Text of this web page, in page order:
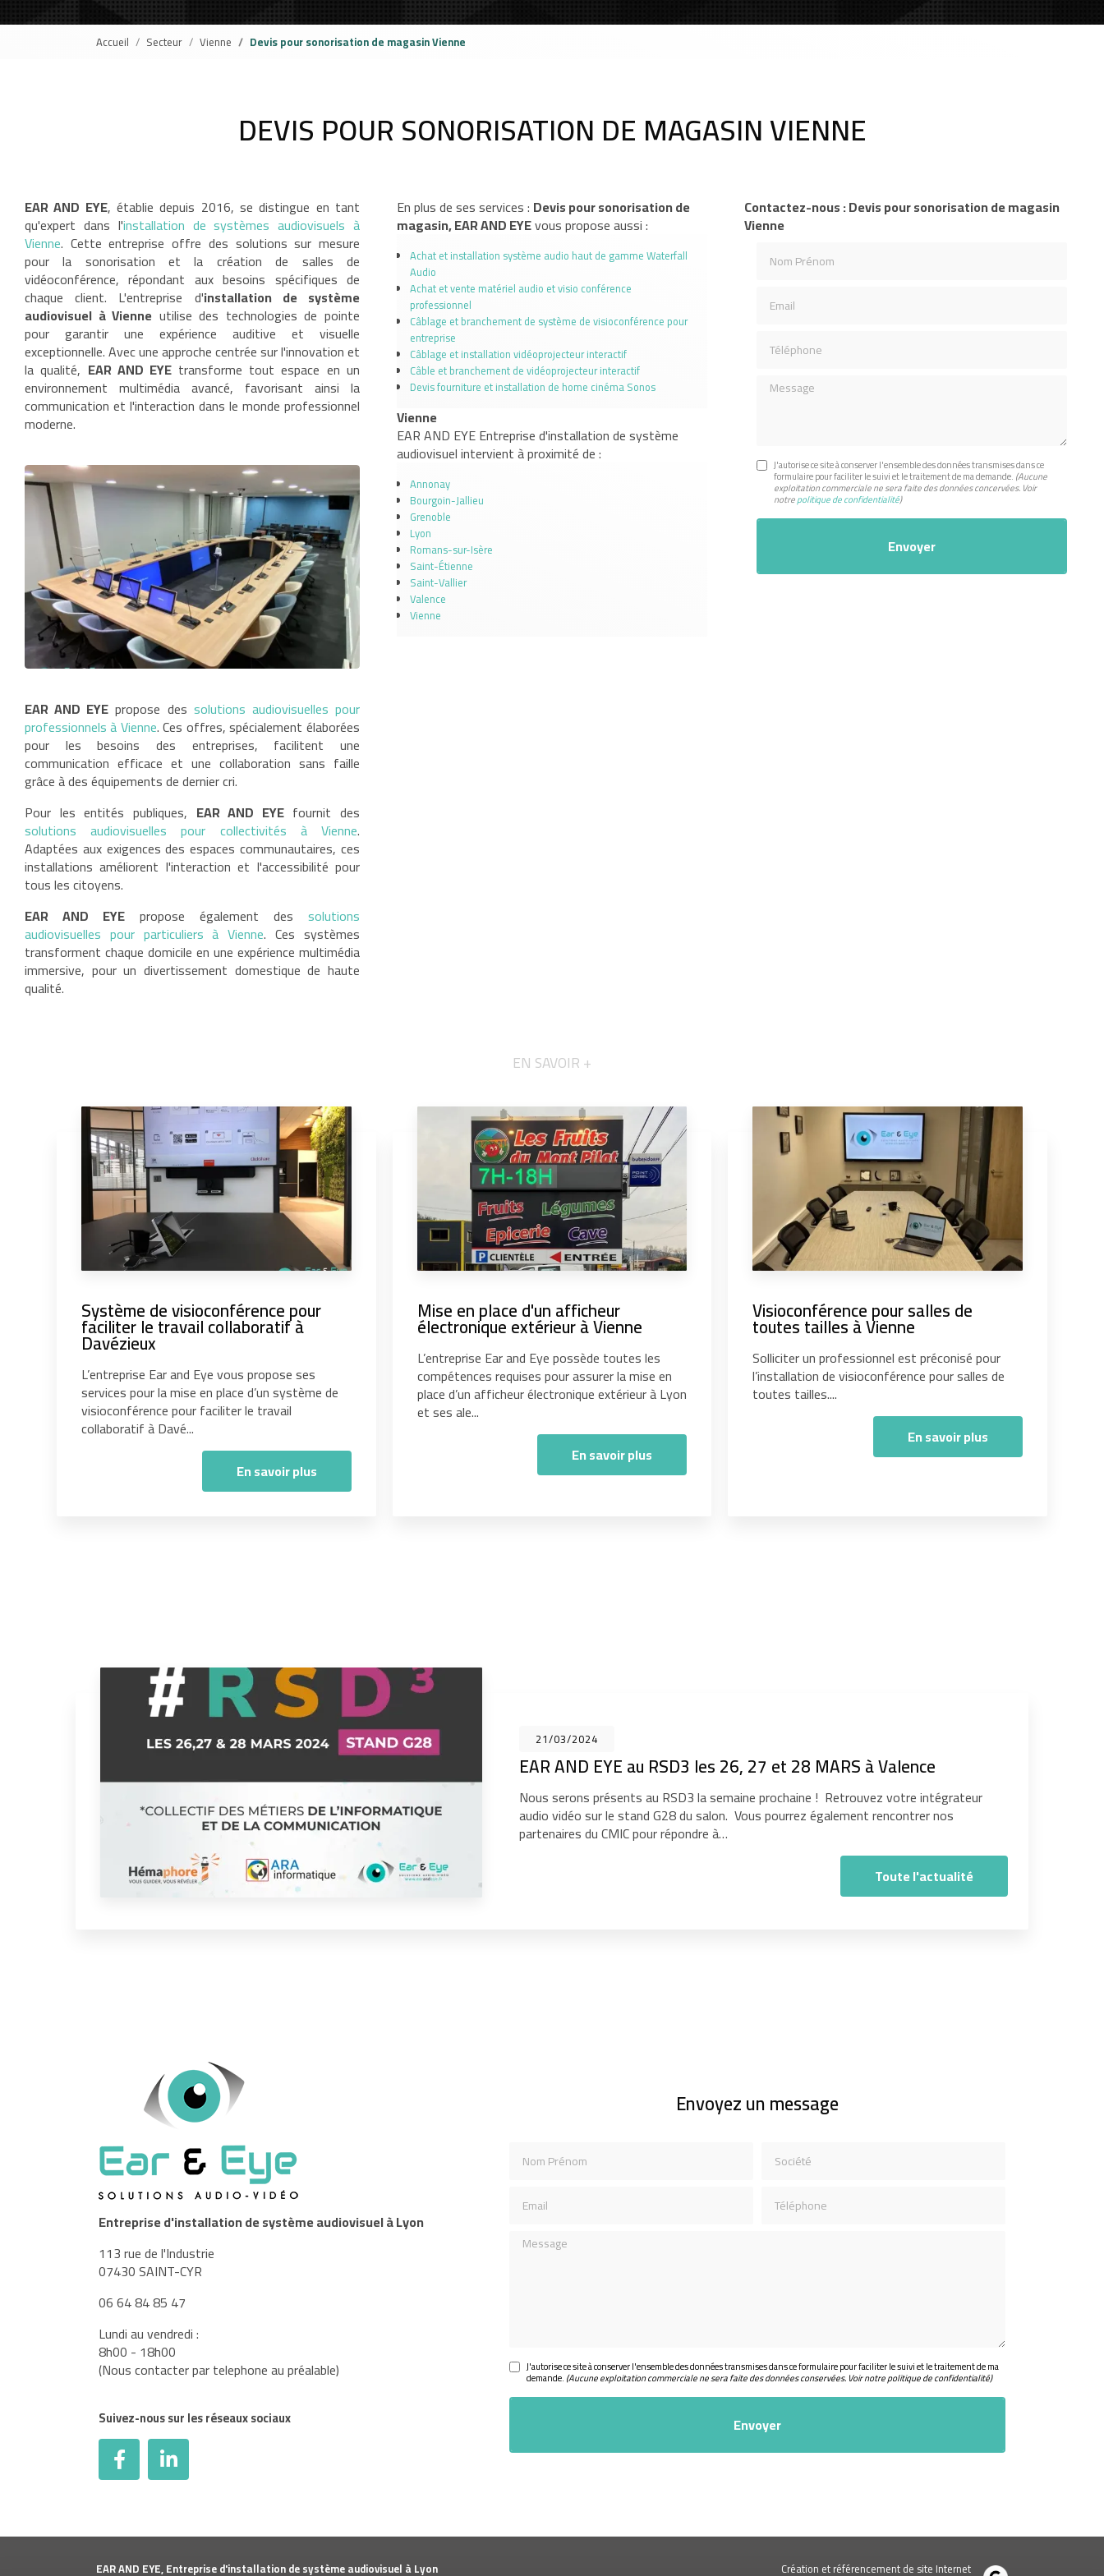
Accueil Secteur Vienne Devis pour sonorisation de magasin Vienne
DEVIS POUR SONORISATION DE MAGASIN VIENNE
EAR AND EYE, établie depuis 2016, se distingue en tant
qu'expert dans l'installation de systèmes audiovisuels à
Vienne. Cette entreprise offre des solutions sur mesure
pour la sonorisation et la création de salles de
vidéoconférence, répondant aux besoins spécifiques de
chaque client. L'entreprise d'installation de système
audiovisuel à Vienne utilise des technologies de pointe
pour garantir une expérience auditive et visuelle
exceptionnelle. Avec une approche centrée sur l'innovation et
la qualité, EAR AND EYE transforme tout espace en un
environnement multimédia avancé, favorisant ainsi la
communication et l'interaction dans le monde professionnel
moderne.
EAR AND EYE propose des solutions audiovisuelles pour
professionnels à Vienne. Ces offres, spécialement élaborées
pour les besoins des entreprises, facilitent une
communication efficace et une collaboration sans faille
grâce à des équipements de dernier cri.
Pour les entités publiques, EAR AND EYEfournit des
solutions audiovisuelles pour collectivités à Vienne.
Adaptées aux exigences des espaces communautaires, ces
installations améliorent l'interaction et l'accessibilité pour
tous les citoyens.
EAR AND EYE propose également des solutions
audiovisuelles pour particuliers à Vienne. Ces systèmes
transforment chaque domicile en une expérience multimédia
immersive, pour un divertissement domestique de haute
qualité.
En plus de ses services : Devis pour sonorisation de
magasin, EAR AND EYEvous propose aussi :
Achat et installation système audio haut de gamme Waterfall
Audio
Achat et vente matériel audio et visio conférence
professionnel
Câblage et branchement de système de visioconférence pour
entreprise
Câblage et installation vidéoprojecteur interactif
Câble et branchement de vidéoprojecteur interactif
Devis fourniture et installation de home cinéma Sonos
Vienne
EAR AND EYE Entreprise d'installation de système
audiovisuel intervient à proximité de :
Annonay
Bourgoin-Jallieu
Grenoble
Lyon
Romans-sur-Isère
Saint-Étienne
Saint-Vallier
Valence
Vienne
Contactez-nous : Devis pour sonorisation de magasin
Vienne
Message
J'autorise ce site à conserver l'ensemble des données transmises dans ce
formulaire pour faciliter le suivi et le traitement de ma demande. (Aucune
exploitation commerciale ne sera faite des données concervées. Voir
notrepolitique de confidentialité)
EN SAVOIR +
Système de visioconférence pour
faciliter le travail collaboratif à
Davézieux
L’entreprise Ear and Eye vous propose ses
services pour la mise en place d’un système de
visioconférence pour faciliter le travail
collaboratif à Davé...
En savoir plus
Mise en place d'un afficheur
électronique extérieur à Vienne
L’entreprise Ear and Eye possède toutes les
compétences requises pour assurer la mise en
place d’un afficheur électronique extérieur à Lyon
et ses ale...
En savoir plus
Visioconférence pour salles de
toutes tailles à Vienne
Solliciter un professionnel est préconisé pour
l’installation de visioconférence pour salles de
toutes tailles....
En savoir plus
21/03/2024
EAR AND EYE au RSD3 les 26, 27 et 28 MARS à Valence
Nous serons présents au RSD3 la semaine prochaine ! Retrouvez votre intégrateur
audio vidéo sur le stand G28 du salon. Vous pourrez également rencontrer nos
partenaires du CMIC pour répondre à…
Toute l'actualité
Entreprise d'installation de système audiovisuel à Lyon
113 rue de l'Industrie
07430 SAINT-CYR
06 64 84 85 47
Lundi au vendredi :
8h00 - 18h00
(Nous contacter par telephone au préalable)
Suivez-nous sur les réseaux sociaux
Envoyez un message
Nom Prénom
Société
Téléphone
Message
J'autorise ce site à conserver l'ensemble des données transmises dans ce formulaire pour faciliter le suivi et le traitement de ma
demande. (Aucune exploitation commerciale ne sera faite des données conservées. Voir notrepolitique de confidentialité)
EAR AND EYE, Entreprise d'installation de système audiovisuel à Lyon Création et référencement de site Internet